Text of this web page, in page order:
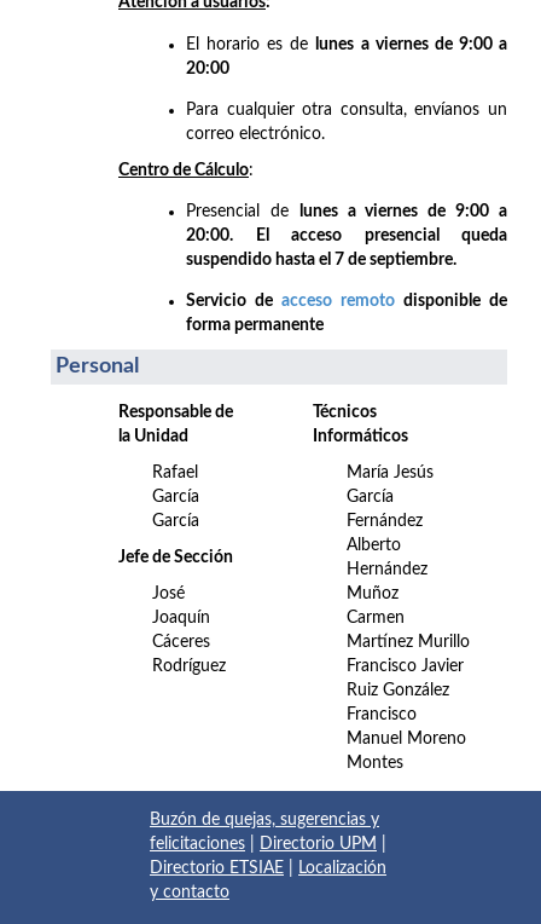
El horario es de
lunes a viernes de 9:00 a
20:00
Para cualquier otra consulta, envíanos un
correo electrónico.
Centro de Cálculo:
Presencial de
lunes a viernes de 9:00 a
20:00. El acceso presencial queda
suspendido hasta el 7 de septiembre.
Servicio de acceso remoto disponible de
forma permanente
Personal
Responsable de
la Unidad
Rafael
García
García
Jefe de Sección
José
Joaquín
Cáceres
Rodríguez
Técnicos
Informáticos
María Jesús
García
Fernández
Alberto
Hernández
Muñoz
Carmen
Martínez Murillo
Francisco Javier
Ruiz González
Francisco
Manuel Moreno
Montes
Buzón de quejas, sugerencias y
felicitaciones
Directorio UPM
Directorio ETSIAE
Localización
y contacto